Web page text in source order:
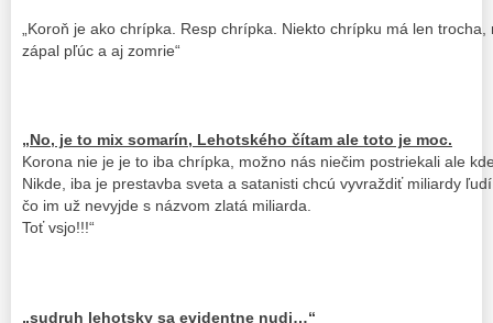
„Koroň je ako chrípka. Resp chrípka. Niekto chrípku má len
zápal pľúc a aj zomrie“
„No, je to mix somarín, Lehotského čítam ale toto je moc.
Korona nie je je to iba chrípka, možno nás niečim postriekali ale
Nikde, iba je prestavba sveta a satanisti chcú vyvraždiť miliardy
čo im už nevyjde s názvom zlatá miliarda.
Toť vsjo!!!“
„sudruh lehotsky sa evidentne nudi…“